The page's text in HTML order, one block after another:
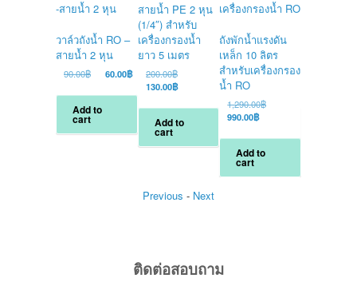
วาล์วถังน้ำ RO –
สายน้ำ 2 หุน
90.00฿
Original
was:
90.00฿.
60.00฿
Current
price
is:
60.00฿.
Add to
cart
สายน้ำ PE 2 หุน
(1/4″) สำหรับ
เครื่องกรองน้ำ
ยาว 5 เมตร
200.00฿
200.00฿.
130.00฿
is:
130.00฿.
Add to
cart
ถังพักน้ำแรงดัน
เหล็ก 10 ลิตร
สำหรับเครื่องกรอง
น้ำ RO
1,290.00฿
1,290.00฿.
990.00฿
is:
990.00฿.
Add to
cart
Previous - Next
ติดต่อสอบถาม